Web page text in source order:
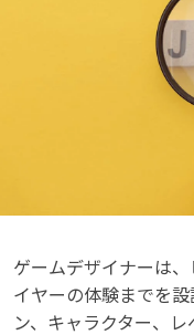
ゲームデザイナーは
イヤーの体験までを
ン、キャラクター、